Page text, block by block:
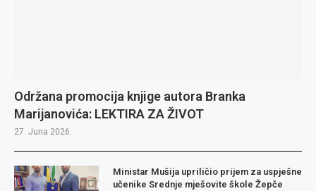
Održana promocija knjige autora Branka
Marijanovića: LEKTIRA ZA ŽIVOT
27. Juna 2026.
Ministar Mušija upriličio prijem za uspješne
učenike Srednje mješovite škole Žepče